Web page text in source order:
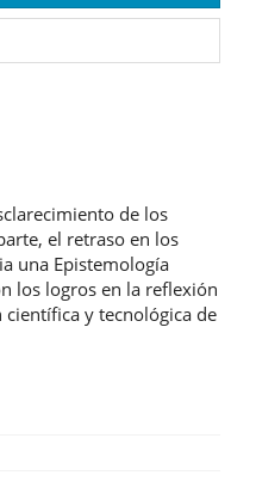
de los
el retraso en los
una Epistemología
los logros en la reflexión
y tecnológica de